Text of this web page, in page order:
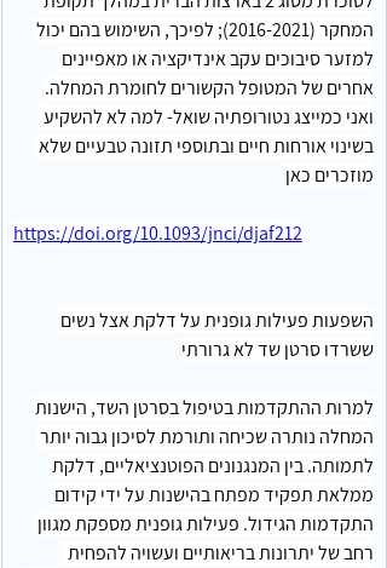
המחקר (2016-2021); לפיכך, השימוש בהם יכול
למזער סיבוכים עקב אינדיקציה או מאפיינים
אחרים של המטופל הקשורים לחומרת המחלה.
ואני כמייצג נטורופתיה שואל- למה לא להשקיע
בשינוי אורחות חיים ובתוספי תזונה טבעיים שלא
מוזכרים כאן
https://doi.org/10.1093/jnci/djaf212
השפעות פעילות גופנית על דלקת אצל נשים
ששרדו סרטן שד לא גרורתי
למרות ההתקדמות בטיפול בסרטן השד, הישנות
המחלה נותרה שכיחה ותורמת לסיכון גבוה יותר
לתמותה. בין המנגנונים הפוטנציאליים, דלקת
ממלאת תפקיד מפתח בהישנות על ידי קידום
התקדמות הגידול. פעילות גופנית מספקת מגוון
רחב של יתרונות בריאותיים ועשויה להפחית